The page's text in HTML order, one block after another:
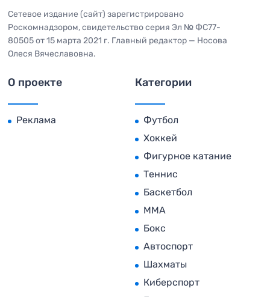
Сетевое издание (сайт) зарегистрировано
Роскомнадзором, свидетельство серия Эл № ФС77-
80505 от 15 марта 2021 г. Главный редактор — Носова
Олеся Вячеславовна.
О проекте
Реклама
Категории
Футбол
Хоккей
Фигурное катание
Теннис
Баскетбол
MMA
Бокс
Автоспорт
Шахматы
Киберспорт